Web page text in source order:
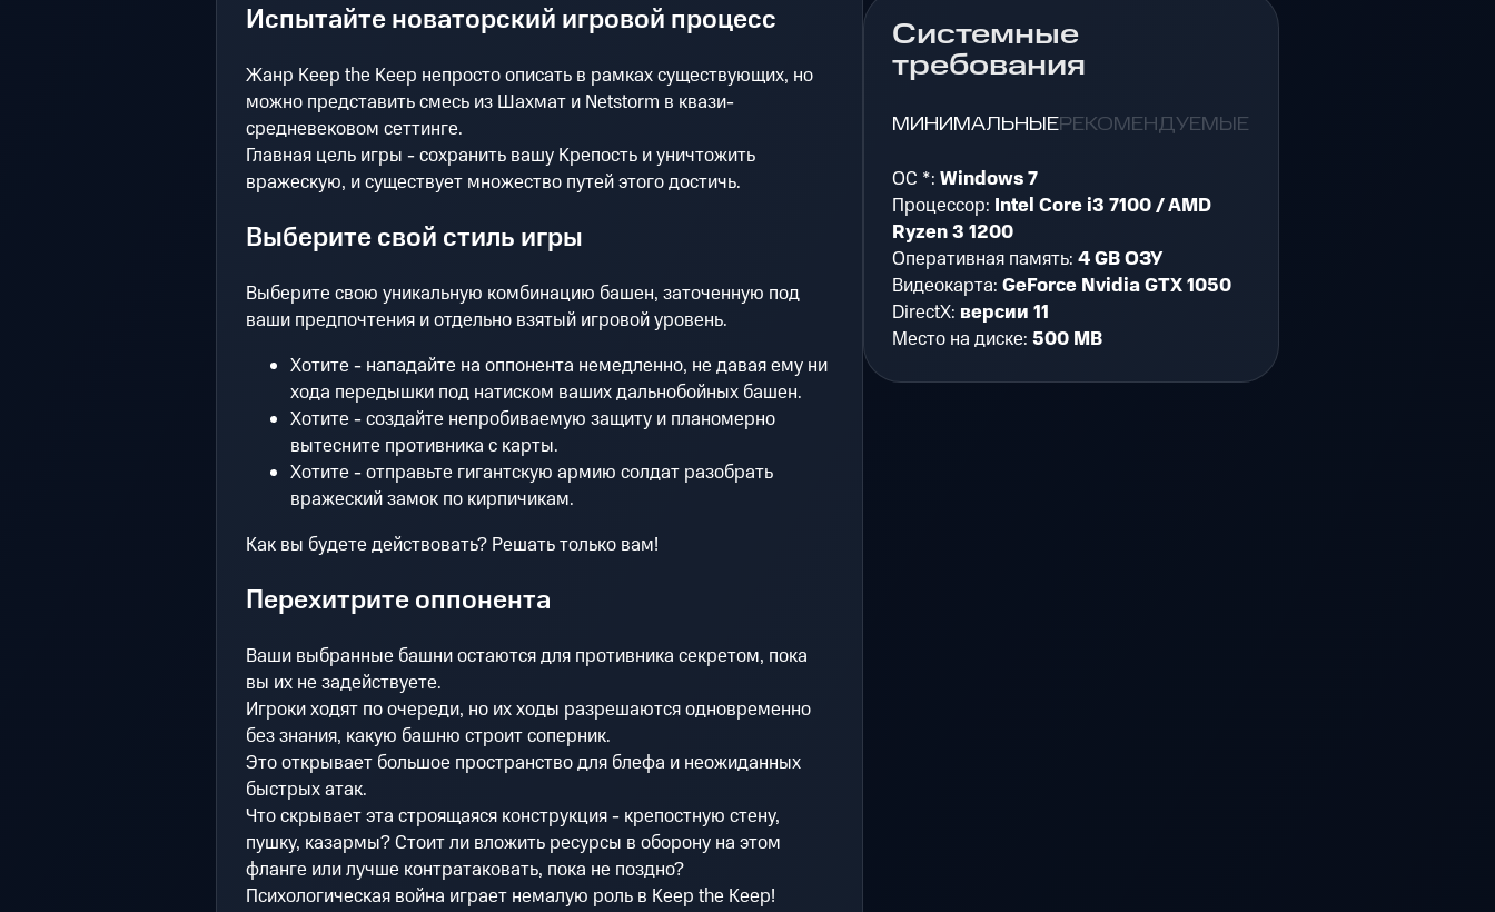
Испытайте новаторский игровой процесс
Жанр Keep the Keep непросто описать в рамках существующих, но
можно представить смесь из Шахмат и Netstorm в квази-
средневековом сеттинге.
Главная цель игры - сохранить вашу Крепость и уничтожить
вражескую, и существует множество путей этого достичь.
Выберите свой стиль игры
Выберите свою уникальную комбинацию башен, заточенную под
ваши предпочтения и отдельно взятый игровой уровень.
Хотите - нападайте на оппонента немедленно, не давая ему ни
хода передышки под натиском ваших дальнобойных башен.
Хотите - создайте непробиваемую защиту и планомерно
вытесните противника с карты.
Хотите - отправьте гигантскую армию солдат разобрать
вражеский замок по кирпичикам.
Как вы будете действовать? Решать только вам!
Перехитрите оппонента
Ваши выбранные башни остаются для противника секретом, пока
вы их не задействуете.
Игроки ходят по очереди, но их ходы разрешаются одновременно
без знания, какую башню строит соперник.
Это открывает большое пространство для блефа и неожиданных
быстрых атак.
Что скрывает эта строящаяся конструкция - крепостную стену,
пушку, казармы? Стоит ли вложить ресурсы в оборону на этом
фланге или лучше контратаковать, пока не поздно?
Психологическая война играет немалую роль в Keep the Keep!
Системные
требования
МИНИМАЛЬНЫЕРЕКОМЕНДУЕМЫЕ
ОС *:Windows 7
Процессор: Intel Core i3 7100 / AMD
Ryzen 3 1200
Оперативная память:4 GB ОЗУ
Видеокарта:GeForce Nvidia GTX 1050
DirectX: версии 11
Место на диске:500 MB